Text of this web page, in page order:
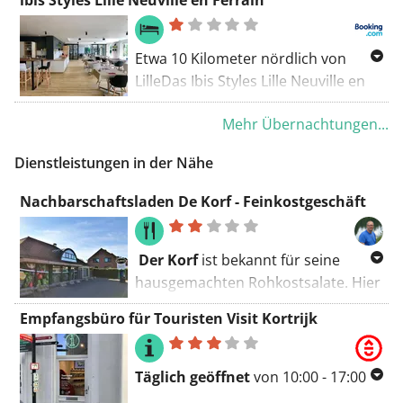
Ypern.
Gebäude mit seiner Fassade zur
Leie hin erzählt seine eigene
Geschichte.
Etwa 10 Kilometer nördlich von
LilleDas Ibis Styles Lille Neuville en
Ferrain verfügt über einen
beheizten Außenpool, eine Sauna
nutzen Sie kostenfrei. Freuen Sie
sich auf einen Billard- und
Billardtisch.
Mehr Übernachtungen...
Dienstleistungen in der Nähe
Nachbarschaftsladen De Korf - Feinkostgeschäft
Der Korfist bekannt für seine
hausgemachten Rohkostsalate. Hier
findest du eine vielseitige Auswahl
an Oliven, Trockenfrüchten und
Nüssen. Auch für deine tägliche
Portion frisches Gemüse und Obst
Empfangsbüro für Touristen Visit Kortrijk
Täglich geöffnetvon 10:00 - 17:00